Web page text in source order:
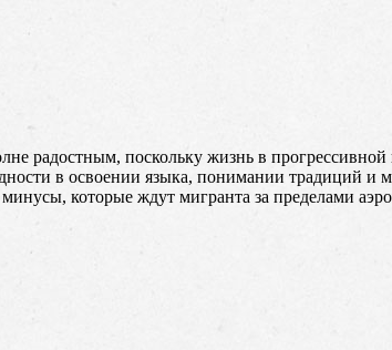
радостным, поскольку жизнь в
в освоении языка, понимании традиций и
которые ждут мигранта за пределами